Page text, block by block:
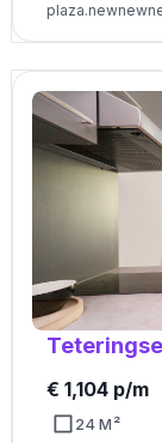
€ 1,104 p/m
24 M²